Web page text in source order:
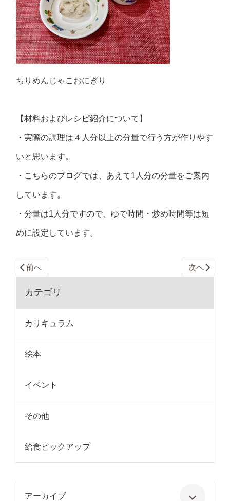
ちりめんじゃこおにぎり
【材料およびレシピ紹介について】
・実際の調理は４人分以上の分量で行う方が作りやす
いと思います。
・こちらのブログでは、あえて1人分の分量をご案内
しています。
・分量は1人分ですので、ゆで時間・炒め時間等は短
めに設定しています。
前へ 次へ
カテゴリ
カリキュラム
絵本
イベント
その他
給食ピックアップ
アーカイブ